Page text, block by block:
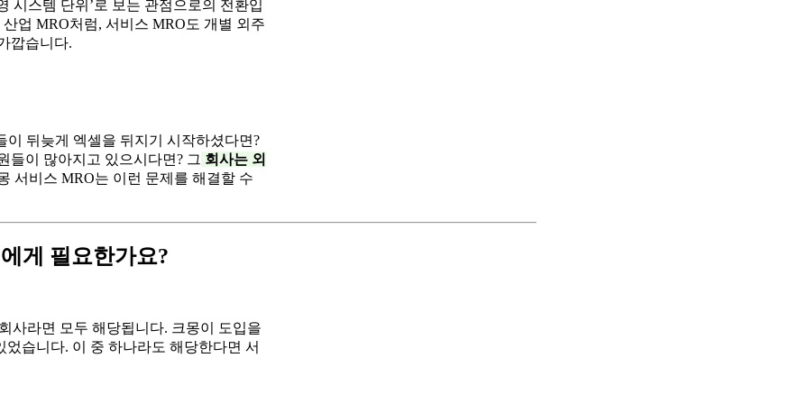
시스템 단위’로 보는 관점으로의 전환입
업 MRO처럼, 서비스 MRO도 개별 외주
깝습니다.
뒤늦게 엑셀을 뒤지기 시작하셨다면?
들이 많아지고 있으시다면? 그 회사는 외
서비스 MRO는 이런 문제를 해결할 수
게 필요한가요?
사라면 모두 해당됩니다. 크몽이 도입을
습니다. 이 중 하나라도 해당한다면 서